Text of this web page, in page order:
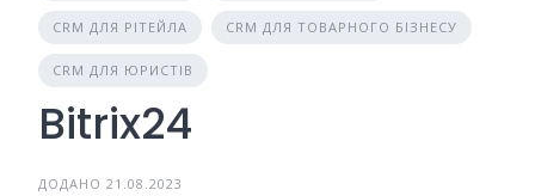
CRM ДЛЯ РІТЕЙЛА CRM ДЛЯ ТОВАРНОГО БІЗНЕСУ
CRM ДЛЯ ЮРИСТІВ
Bitrix24
ДОДАНО 21.08.2023